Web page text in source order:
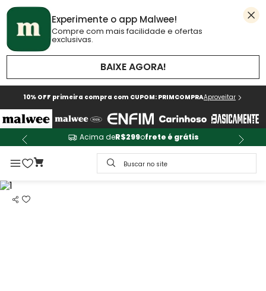
Experimente o app Malwee!
Compre com mais facilidade e ofertas
exclusivas.
BAIXE AGORA!
10% OFF primeira compra com CUPOM: PRIMCOMPRAAproveitar
Acima deR$299ofrete é grátis
Buscar no site